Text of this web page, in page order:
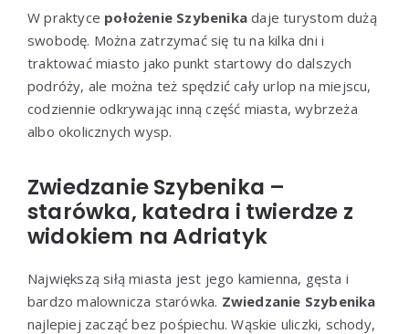
W praktyce położenie Szybenika daje turystom dużą
swobodę. Można zatrzymać się tu na kilka dni i
traktować miasto jako punkt startowy do dalszych
podróży, ale można też spędzić cały urlop na miejscu,
codziennie odkrywając inną część miasta, wybrzeża
albo okolicznych wysp.
Zwiedzanie Szybenika –
starówka, katedra i twierdze z
widokiem na Adriatyk
Największą siłą miasta jest jego kamienna, gęsta i
bardzo malownicza starówka. Zwiedzanie Szybenika
najlepiej zacząć bez pośpiechu. Wąskie uliczki, schody,